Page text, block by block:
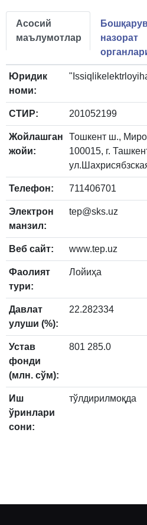
Асосий
маълумотлар
назорат
Юридик
номи:
СТИР: 201052199
Жойлашган
жойи:
Тошкент ш.,
100015, г.
Телефон: 711406701
Электрон
манзил:
tep@sks.uz
Веб сайт: www.tep.uz
Фаолият
тури:
Лойиҳа
Давлат
улуши (%):
22.282334
Устав
фонди
(млн. сўм):
801 285.0
Иш
ўринлари
сони:
тўлдирилмоқда